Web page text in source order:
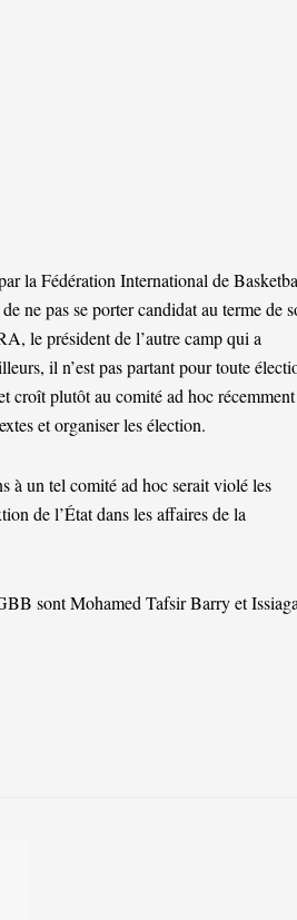
la Fédération International de
ne pas se porter candidat au terme de
le président de l’autre camp qui a
il n’est pas partant pour toute
croît plutôt au comité ad hoc récemment
et organiser les élection.
à un tel comité ad hoc serait violé les
de l’État dans les affaires de la
sont Mohamed Tafsir Barry et Issiaga